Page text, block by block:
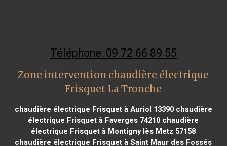
Téléphone: 09 72 66 89 55
Zone intervention chaudière électrique
Frisquet La Tronche
chaudière électrique Frisquet à Auriol 13390chaudière
électrique Frisquet à Faverges 74210 chaudière
électrique Frisquet à Montigny lès Metz 57158
chaudière électrique Frisquet à Saint Maur des Fossés